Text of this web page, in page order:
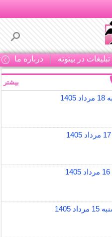
تبلیغات در بیتوته درباره ما
1405
بیشتر